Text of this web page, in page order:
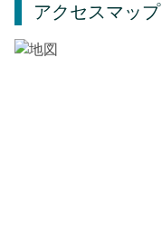
アクセスマップ